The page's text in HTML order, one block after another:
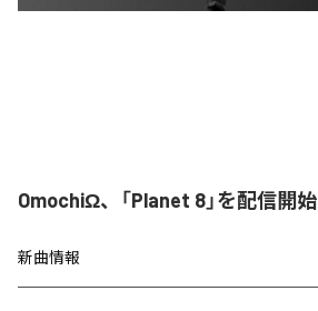
OmochiΩ、「Planet 8」を配信開始
新曲情報